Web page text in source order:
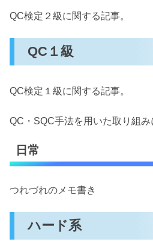
QC検定２級に関する記事。
QC１級
QC検定１級に関する記事。
QC・SQC手法を用いた取り組み
日常
つれづれのメモ書き
ハード系